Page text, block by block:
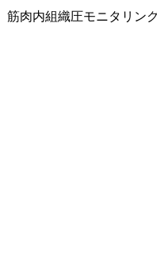
肉内組織圧モニタリン